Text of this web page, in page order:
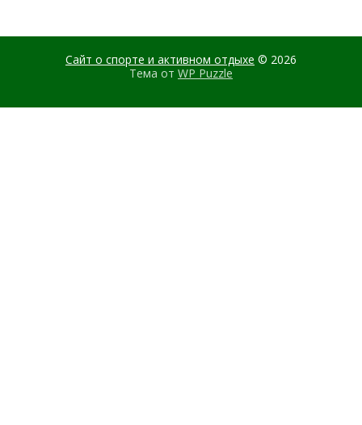
Сайт о спорте и активном отдыхе © 2026
Тема от WP Puzzle